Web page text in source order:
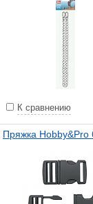
К сравнению
Пряжка